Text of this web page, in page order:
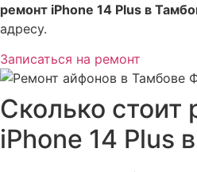
ремонт iPhone 14 Plus в
адресу.
Записаться на ремонт
Сколько стоит
iPhone 14 Plus